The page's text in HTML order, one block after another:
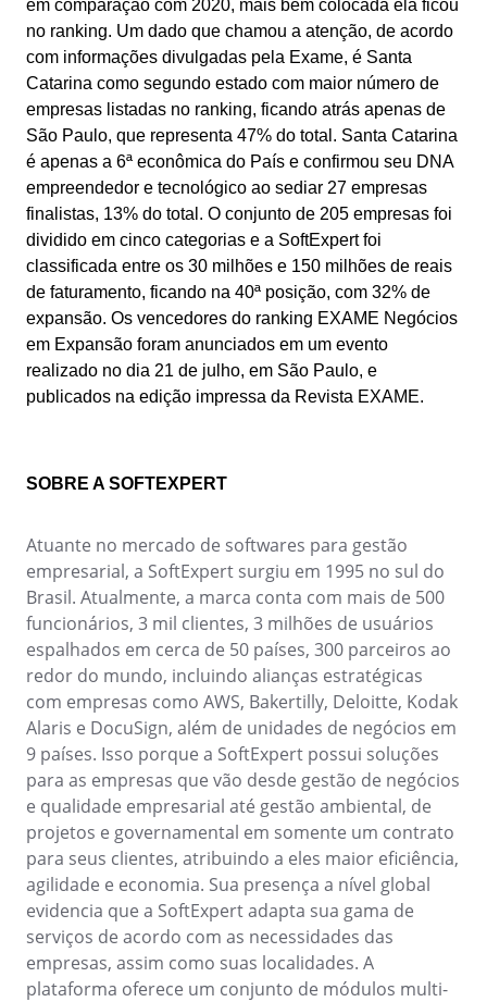
Performance
Process
Project
Survey
Training
Workflow
AppBuilder
APQP-PPAP
Archive
Problem
BRM
Calibration
Capture
Chatbot
Customer
Drive
FMEA
Gamification
Incident
Inspection
Kanban
Knowledge Base
Maintenance
Meeting
MSA
OKR
PDM
Portfolio
Protocol
Request
Requirement
SPC
Storeroom
Gestão do Trabalho – CWM
Mudanças e Inovação - ICM
Saúde, Segurança e Meio Ambiente – EHSM
Archive
Asset
BRM
Capture
Chatbot
Competence
Copilot AI
Drive
FMEA
Gamification
Inspection
Kanban
Knowledge Base
Maintenance
Educação
Mineração e Metalurgia
Produtos Químicos
Serviços e Consultoria
Varejo, Atacado e Distribuição
Six Sigma
PMBOK
BSC
BPMN
CBOK
COBIT
ISO 22301
ISO 31000
ISO 26000
ISO 37001
ISO 15100
ISO 19011
ISO 45001
Outsourcing
Conquiste seus objetivos de negócios com suporte especializado
personalizado.
Outstaffing
Tenha sucesso no desenvolvimento e assistência dos seus
com o melhor custo benefício.
gerenciar seus negócios, categorizados por setores, padrões e
soluções.
em comparação com 2020, mais bem colocada ela ficou
no ranking. Um dado que chamou a atenção, de acordo
com informações divulgadas pela Exame, é Santa
Catarina como segundo estado com maior número de
empresas listadas no ranking, ficando atrás apenas de
São Paulo, que representa 47% do total. Santa Catarina
é apenas a 6ª econômica do País e confirmou seu DNA
empreendedor e tecnológico ao sediar 27 empresas
finalistas, 13% do total. O conjunto de 205 empresas foi
dividido em cinco categorias e a SoftExpert foi
classificada entre os 30 milhões e 150 milhões de reais
de faturamento, ficando na 40ª posição, com 32% de
expansão. Os vencedores do ranking EXAME Negócios
em Expansão foram anunciados em um evento
realizado no dia 21 de julho, em São Paulo, e
publicados na edição impressa da Revista EXAME.
SOBRE A SOFTEXPERT
Atuante no mercado de softwares para gestão
empresarial, a SoftExpert surgiu em 1995 no sul do
Brasil. Atualmente, a marca conta com mais de 500
funcionários, 3 mil clientes, 3 milhões de usuários
espalhados em cerca de 50 países, 300 parceiros ao
redor do mundo, incluindo alianças estratégicas
com empresas como AWS, Bakertilly, Deloitte, Kodak
Alaris e DocuSign, além de unidades de negócios em
9 países. Isso porque a SoftExpert possui soluções
para as empresas que vão desde gestão de negócios
e qualidade empresarial até gestão ambiental, de
projetos e governamental em somente um contrato
para seus clientes, atribuindo a eles maior eficiência,
agilidade e economia. Sua presença a nível global
evidencia que a SoftExpert adapta sua gama de
serviços de acordo com as necessidades das
empresas, assim como suas localidades. A
plataforma oferece um conjunto de módulos multi-